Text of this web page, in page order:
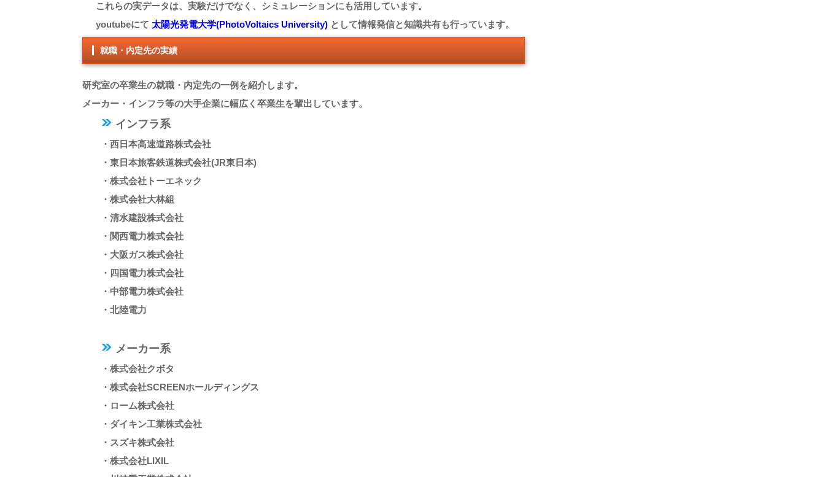
これらの実データは、実験だけでなく、シミュレーションにも活用しています。
youtubeにて 太陽光発電大学(PhotoVoltaics University) として情報発信と知識共有も行っています。
就職・内定先の実績
研究室の卒業生の就職・内定先の一例を紹介します。
メーカー・インフラ等の大手企業に幅広く卒業生を輩出しています。
インフラ系
・西日本高速道路株式会社
・東日本旅客鉄道株式会社(JR東日本)
・株式会社トーエネック
・株式会社大林組
・清水建設株式会社
・関西電力株式会社
・大阪ガス株式会社
・四国電力株式会社
・中部電力株式会社
・北陸電力
メーカー系
・株式会社クボタ
・株式会社SCREENホールディングス
・ローム株式会社
・ダイキン工業株式会社
・スズキ株式会社
・株式会社LIXIL